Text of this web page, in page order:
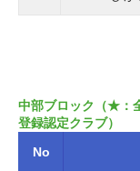
中部ブロック（★：
登録認定クラブ）
No